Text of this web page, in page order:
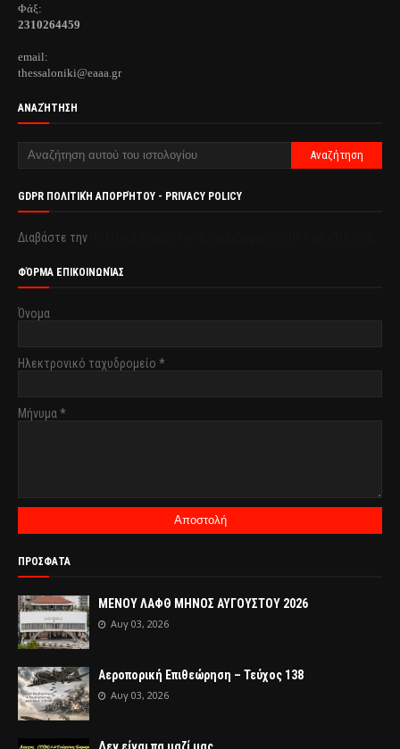
Φάξ:
2310264459
email:
thessaloniki@eaaa.gr
ΑΝΑΖΉΤΗΣΗ
GDPR ΠΟΛΙΤΙΚΉ ΑΠΟΡΡΉΤΟΥ - PRIVACY POLICY
Διαβάστε την
ΦΌΡΜΑ ΕΠΙΚΟΙΝΩΝΊΑΣ
Όνομα
Ηλεκτρονικό ταχυδρομείο *
Μήνυμα *
ΠΡΟΣΦΑΤΑ
ΜΕΝΟΥ ΛΑΦΘ ΜΗΝΟΣ ΑΥΓΟΥΣΤΟΥ 2026
Αυγ 03, 2026
Αεροπορική Επιθεώρηση – Τεύχος 138
Αυγ 03, 2026
Δεν είναι πα μαζί μας